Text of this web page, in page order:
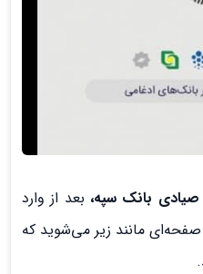
بانک سپه، بعد از وارد
صفحه‌ای مانند زیر می‌شوید که